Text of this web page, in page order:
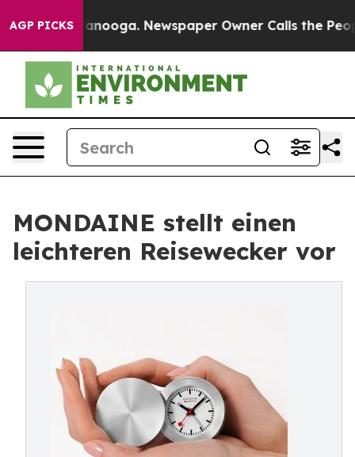
AGP PICKS Newspaper Owner Calls the People
MONDAINE stellt einen
leichteren Reisewecker vor